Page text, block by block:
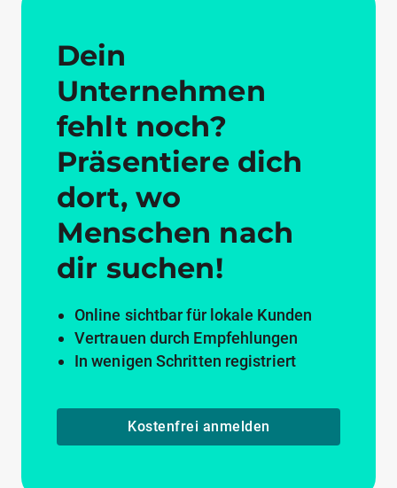
Dein
Unternehmen
fehlt noch?
Präsentiere dich
dort, wo
Menschen nach
dir suchen!
Online sichtbar für lokale Kunden
Vertrauen durch Empfehlungen
In wenigen Schritten registriert
Kostenfrei anmelden